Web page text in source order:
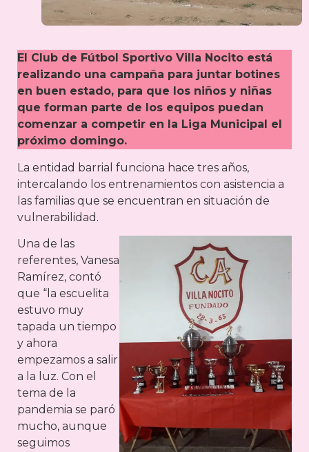
El Club de Fútbol Sportivo Villa Nocito está
realizando una campaña para juntar botines
en buen estado, para que los niños y niñas
que forman parte de los equipos puedan
comenzar a competir en la Liga Municipal el
próximo domingo.
La entidad barrial funciona hace tres años,
intercalando los entrenamientos con asistencia a
las familias que se encuentran en situación de
vulnerabilidad.
Una de las
referentes, Vanesa
Ramírez, contó
que “la escuelita
estuvo muy
tapada un tiempo
y ahora
empezamos a salir
a la luz. Con el
tema de la
pandemia se paró
mucho, aunque
seguimos